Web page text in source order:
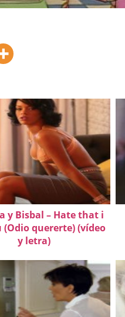
y Bisbal – Hate that i
(Odio quererte) (vídeo
y letra)